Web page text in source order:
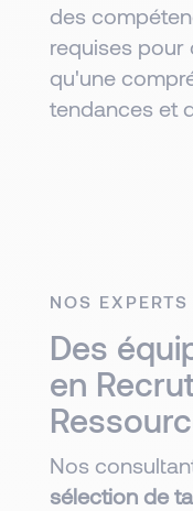
des
requises pour
qu'une
tendances et
NOS EXPERTS
Des
en
Nos
sélection de